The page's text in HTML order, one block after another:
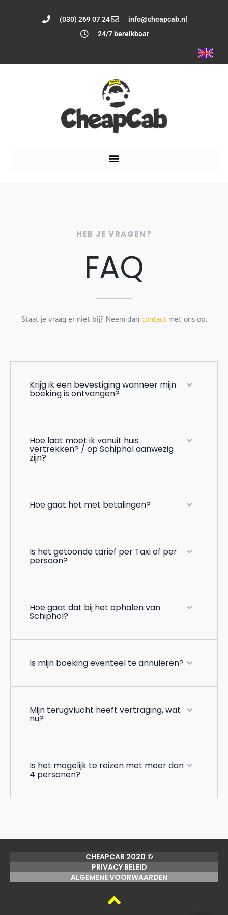
(030) 269 07 24
info@cheapcab.nl
24/7 bereikbaar
HEB JE VRAGEN?
FAQ
Staat je vraag er niet bij? Neem dan contact met ons op.
Krijg ik een bevestiging wanneer mijn
boeking is ontvangen?
Hoe laat moet ik vanuit huis
vertrekken? / op Schiphol aanwezig
zijn?
Hoe gaat het met betalingen?
Is het getoonde tarief per Taxi of per
persoon?
Hoe gaat dat bij het ophalen van
Schiphol?
Is mijn boeking eventeel te annuleren?
Mijn terugvlucht heeft vertraging, wat
nu?
Is het mogelijk te reizen met meer dan
4 personen?
CHEAPCAB 2020 ©
PRIVACY BELEID
ALGEMENE VOORWAARDEN